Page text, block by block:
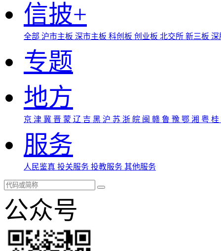
信披+
全部 沪市主板 深市主板 科创板 创业板 北交所 新三板
专题
地方
京 津 冀 晋 蒙 辽 吉 黑 沪 苏 浙 皖 闽 赣 鲁 豫 鄂 湘 粤 桂
服务
人民鉴真 投关服务 投教服务 其他服务
公众号